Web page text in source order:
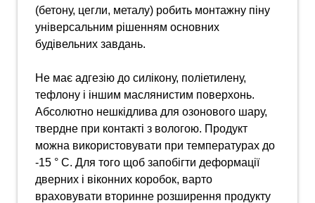
(бетону, цегли, металу) робить монтажну піну
універсальним рішенням основних
будівельних завдань.
Не має адгезію до силікону, поліетилену,
тефлону і іншим маслянистим поверхонь.
Абсолютно нешкідлива для озонового шару,
твердне при контакті з вологою. Продукт
можна використовувати при температурах до
-15 ° C. Для того щоб запобігти деформації
дверних і віконних коробок, варто
враховувати вторинне розширення продукту